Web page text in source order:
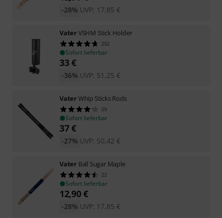
UVP: 17,85 €
-28%
VaterVSHM Stick Holder
252
Sofort lieferbar
33€
UVP: 51,25 €
-36%
VaterWhip Sticks Rods
39
Sofort lieferbar
37€
UVP: 50,42 €
-27%
Vater Ball Sugar Maple
22
Sofort lieferbar
12,90€
UVP: 17,85 €
-28%